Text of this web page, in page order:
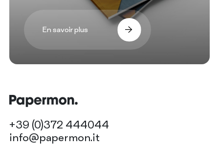
En savoir plus
+39 (0)372 444044
info@papermon.it